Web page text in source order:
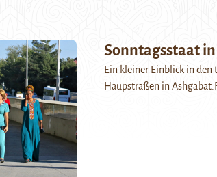
Sonntagsstaat
Ein kleiner Einblick in
Haupstraßen in